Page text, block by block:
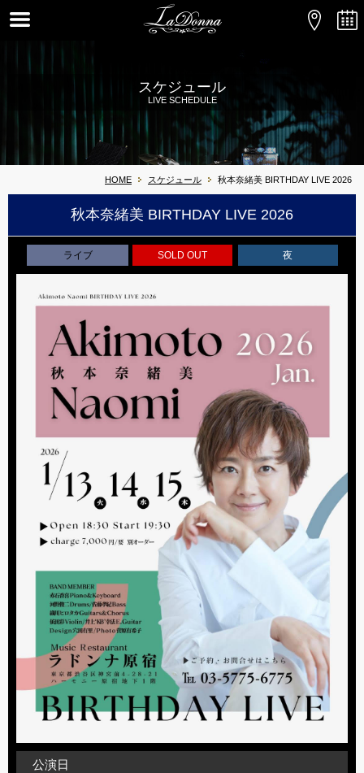
スケジュール
LIVE SCHEDULE
HOME スケジュール 秋本奈緒美 BIRTHDAY LIVE 2026
秋本奈緒美 BIRTHDAY LIVE 2026
ライブ SOLD OUT 夜
公演日